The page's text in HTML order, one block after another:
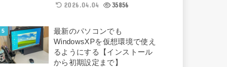
2026.04.04
35856
最新のパソコンでも
WindowsXPを仮想環境で使え
るようにする【インストール
から初期設定まで】